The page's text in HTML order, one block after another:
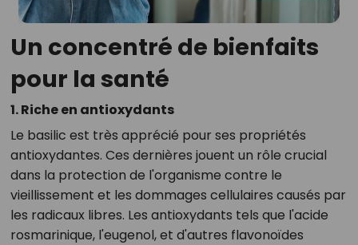
Un concentré de bienfaits
pour la santé
1. Riche en antioxydants
Le basilic est très apprécié pour ses propriétés
antioxydantes. Ces dernières jouent un rôle crucial
dans la protection de l'organisme contre le
vieillissement et les dommages cellulaires causés par
les radicaux libres. Les antioxydants tels que l'acide
rosmarinique, l'eugenol, et d'autres flavonoïdes